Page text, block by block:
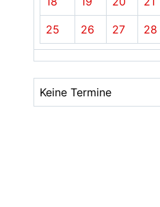
25 26 27 28
Keine Termine